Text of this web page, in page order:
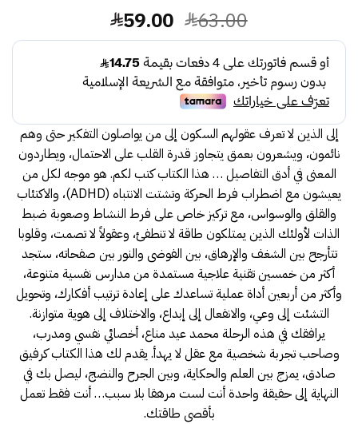
63.00 السعر
الأصلي
هو:
63.00.
59.00 السعر
الحالي
هو:
59.00.
إلى الذين لا تعرف عقولهم السكون إلى من يواصلون التفكير حتى وهم
نائمون، ويشعرون بعمق يتجاوز قدرة القلب على الاحتمال، ويطاردون
المعنى في أدق التفاصيل … هذا الكتاب كتب لكم. هو موجه لكل من
يعيشون مع اضطراب فرط الحركة وتشتت الانتباه (ADHD)، والاكتئاب
والقلق والوسواس، مع تركيز خاص على فرط النشاط وصعوبة ضبط
الذات لأولئك الذين يمتلكون طاقة لا تنطفئ، وعقولاً لا تصمت، وقلوبا
تتأرجح بين الشغف والإرهاق، بين الفوضى والنور بين صفحاته، ستجد
أكثر من خمسين تقنية علاجية مستمدة من مدارس نفسية متنوعة،
وأكثر من أربعين أداة عملية تساعدك على إعادة ترتيب أفكارك، وتحويل
التشئت إلى وعي، والانفعال إلى إبداع، والاختلاف إلى هوية متوازنة.
يرافقك في هذه الرحلة محمد عيد مناع، أخصائي نفسي ومدرب،
وصاحب تجربة شخصية مع عقل لا يهدأ. يقدم لك هذا الكتاب كرفيق
صادق، يمزج بين العلم والحكاية، وبين الجرح والنضج، ليصل بك في
النهاية إلى حقيقة واحدة أنت لست مرهقا بلا سبب… أنت فقط تعمل
بأقصى طاقتك.